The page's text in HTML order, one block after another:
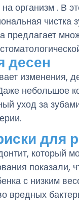
организм . В
предлагает
десен
изменения,
небольшое
уход за
для
который
показали,
с низким
вредных